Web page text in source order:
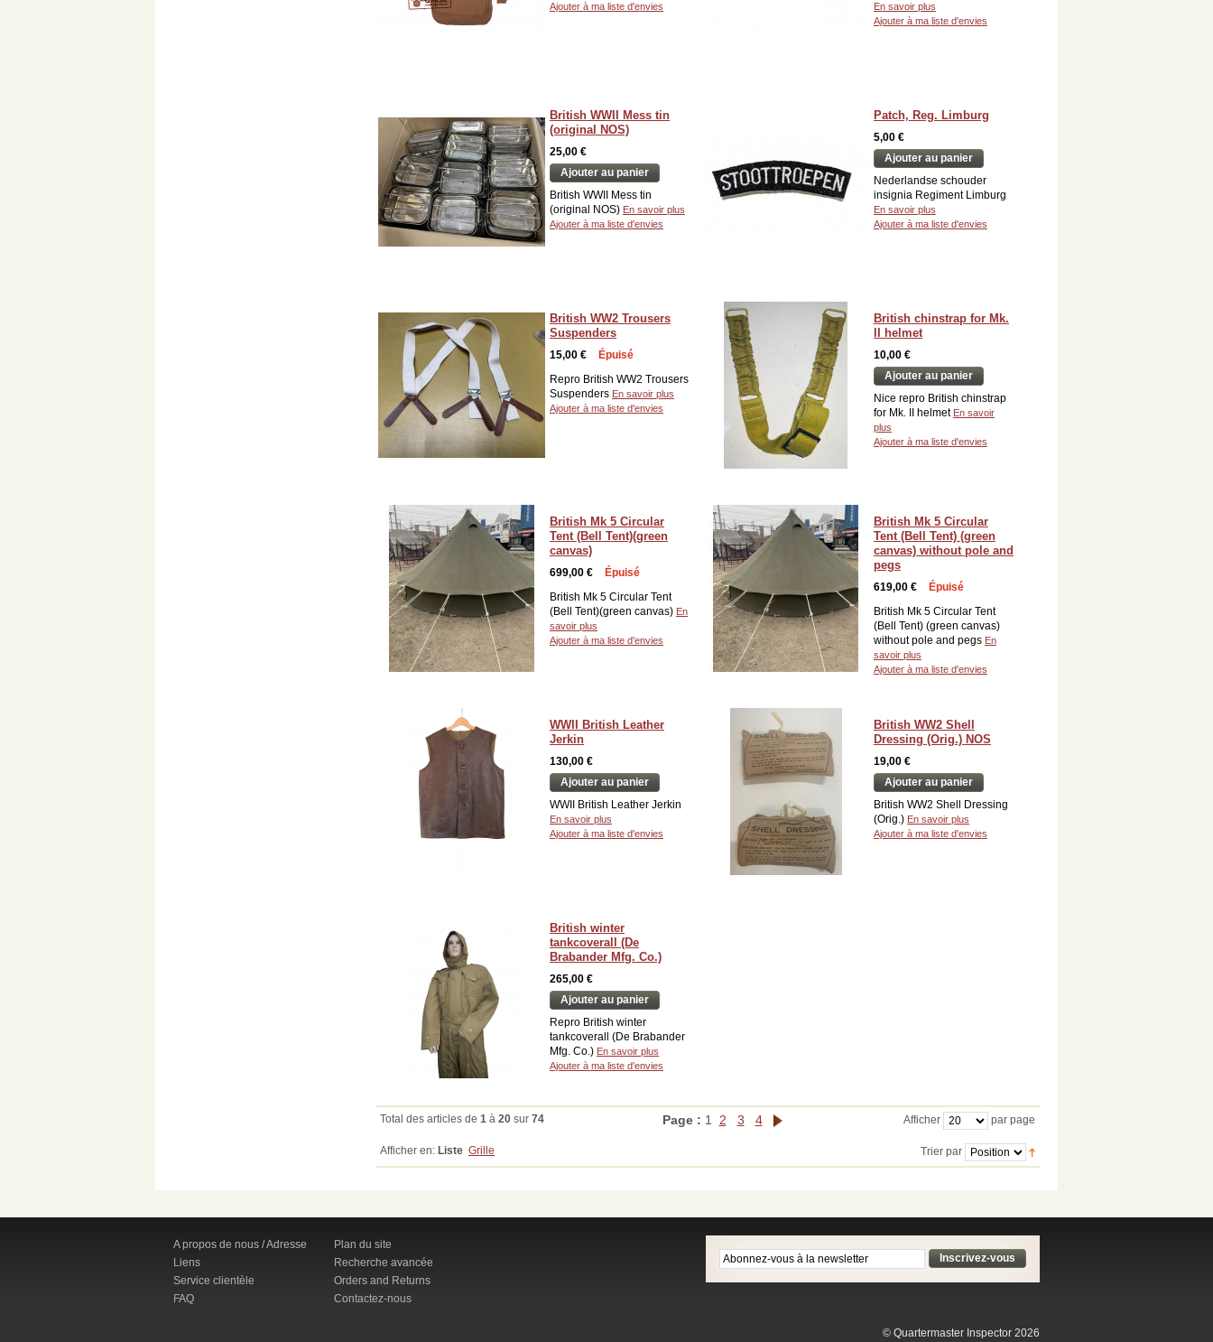
Ajouter à ma liste d'envies
En savoir plus
Ajouter à ma liste d'envies
British WWII Mess tin
(original NOS)
25,00 €
Ajouter au panier
British WWII Mess tin
(original NOS) En savoir plus
Ajouter à ma liste d'envies
Patch, Reg. Limburg
5,00 €
Ajouter au panier
Nederlandse schouder
insignia Regiment Limburg
En savoir plus
Ajouter à ma liste d'envies
British WW2 Trousers
Suspenders
15,00 €
Épuisé
Repro British WW2 Trousers
Suspenders En savoir plus
Ajouter à ma liste d'envies
British chinstrap for Mk.
II helmet
10,00 €
Ajouter au panier
Nice repro British chinstrap
for Mk. II helmet En savoir
plus
Ajouter à ma liste d'envies
British Mk 5 Circular
Tent (Bell Tent)(green
canvas)
699,00 €
Épuisé
British Mk 5 Circular Tent
(Bell Tent)(green canvas) En
savoir plus
Ajouter à ma liste d'envies
British Mk 5 Circular
Tent (Bell Tent) (green
canvas) without pole and
pegs
619,00 €
Épuisé
British Mk 5 Circular Tent
(Bell Tent) (green canvas)
without pole and pegs En
savoir plus
Ajouter à ma liste d'envies
WWII British Leather
Jerkin
130,00 €
Ajouter au panier
WWII British Leather Jerkin
En savoir plus
Ajouter à ma liste d'envies
British WW2 Shell
Dressing (Orig.) NOS
19,00 €
Ajouter au panier
British WW2 Shell Dressing
(Orig.) En savoir plus
Ajouter à ma liste d'envies
British winter
tankcoverall (De
Brabander Mfg. Co.)
265,00 €
Ajouter au panier
Repro British winter
tankcoverall (De Brabander
Mfg. Co.) En savoir plus
Ajouter à ma liste d'envies
Total des articles de 1 à 20 sur 74 Afficher par page
Page : 1 2 3 4
Afficher en: Liste Grille Trier par
A propos de nous / Adresse
Liens
Service clientèle
FAQ
Plan du site
Recherche avancée
Orders and Returns
Contactez-nous
Inscrivez-vous
© Quartermaster Inspector 2026